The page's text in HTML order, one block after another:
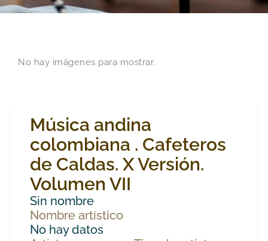
No hay imágenes para mostrar.
Música andina
colombiana . Cafeteros
de Caldas. X Versión.
Volumen VII
Sin nombre
Nombre artístico
No hay datos